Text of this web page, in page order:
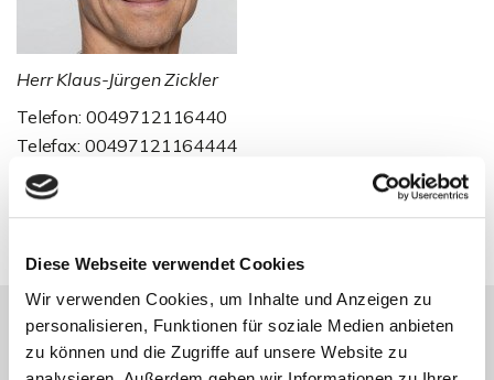
Diese Webseite verwendet Cookies
Wir verwenden Cookies, um Inhalte und Anzeigen zu
personalisieren, Funktionen für soziale Medien anbieten
zu können und die Zugriffe auf unsere Website zu
Herr Klaus-Jürgen Zickler
Telefon: 0049712116440
Telefax: 00497121164444
kjz@zicklerimmobilien.de
Energieausweis (Verbrauchsausweis)